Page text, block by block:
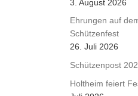
3. August 2026
Ehrungen auf
Schützenfest
26. Juli 2026
Schützenpost
Holtheim feiert